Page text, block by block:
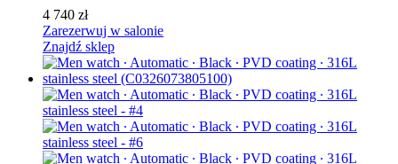
4 740 zł
Zarezerwuj w salonie
Znajdź sklep